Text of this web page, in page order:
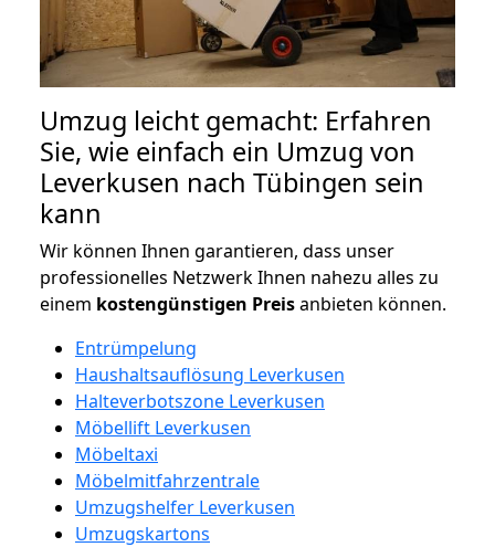
Umzug leicht gemacht: Erfahren
Sie, wie einfach ein Umzug von
Leverkusen nach Tübingen sein
kann
Wir können Ihnen garantieren, dass unser
professionelles Netzwerk Ihnen nahezu alles zu
einem kostengünstigen Preisanbieten können.
Entrümpelung
Haushaltsauflösung Leverkusen
Halteverbotszone Leverkusen
Möbellift Leverkusen
Möbeltaxi
Möbelmitfahrzentrale
Umzugshelfer Leverkusen
Umzugskartons